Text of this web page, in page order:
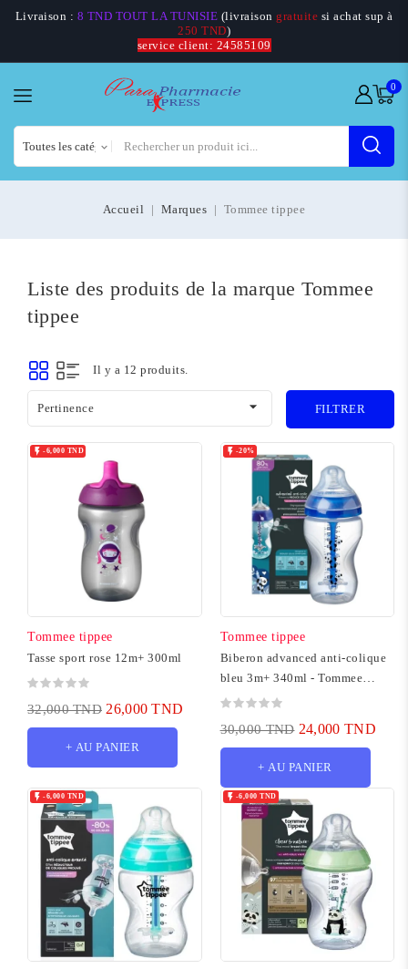
Livraison : 8 TND TOUT LA TUNISIE (livraison gratuite si achat sup à
250 TND)
service client: 24585109
0
Accueil Marques Tommee tippee
Liste des produits de la marque Tommee
tippee
Il y a 12 produits.
Pertinence  FILTRER
 -6,000 TND
Tommee tippee
Tasse sport rose 12m+ 300ml
32,000 TND 26,000 TND
+ AU PANIER
 -20%
Tommee tippee
Biberon advanced anti-colique
bleu 3m+ 340ml - Tommee
tippee
30,000 TND 24,000 TND
+ AU PANIER
 -6,000 TND  -6,000 TND